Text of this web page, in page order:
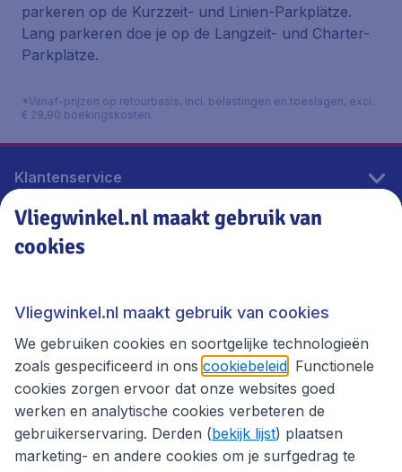
parkeren op de Kurzzeit- und Linien-Parkplätze.
Lang parkeren doe je op de Langzeit- und Charter-
Parkplätze.
*Vanaf-prijzen op retourbasis, incl. belastingen en toeslagen, excl.
€ 29,90 boekingskosten.
Klantenservice
Vliegwinkel.nl
Thema's
Vliegwinkel.nl maakt gebruik van
cookies
Vliegwinkel.nl maakt gebruik van cookies
We gebruiken cookies en soortgelijke technologieën
zoals gespecificeerd in ons cookiebeleid . Functionele
cookies zorgen ervoor dat onze websites goed
werken en analytische cookies verbeteren de
gebruikerservaring. Derden (bekijk lijst) plaatsen
marketing- en andere cookies om je surfgedrag te